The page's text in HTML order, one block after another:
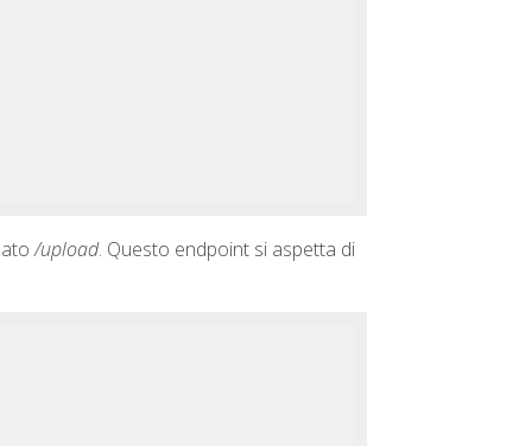
/upload. Questo endpoint si aspetta di